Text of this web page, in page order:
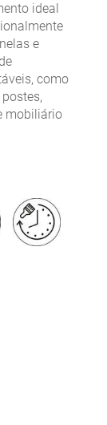
ideal
e
como
mobiliário